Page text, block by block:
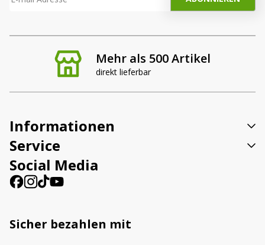
Mehr als 500 Artikel
direkt lieferbar
Informationen
Service
Social Media
Sicher bezahlen mit